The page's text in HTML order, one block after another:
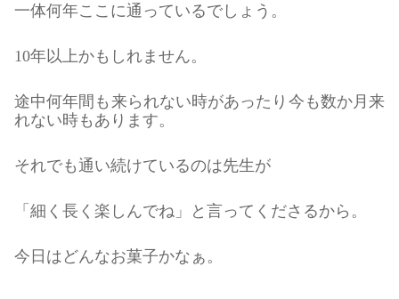
一体何年ここに通っているでしょう。
10年以上かもしれません。
途中何年間も来られない時があったり今も数か月来
れない時もあります。
それでも通い続けているのは先生が
「細く長く楽しんでね」と言ってくださるから。
今日はどんなお菓子かなぁ。